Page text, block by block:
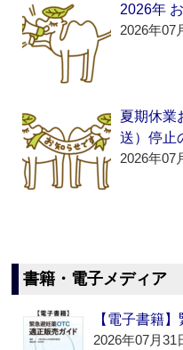
2026年
2026年07
夏期休業
送）停止
2026年07
書籍・電子メディア
【電子書籍
2026年07月31